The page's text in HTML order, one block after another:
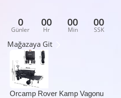
0
Günler
00
Hr
00
Min
00
SSK
Mağazaya Git
Orcamp Rover Kamp Vagonu